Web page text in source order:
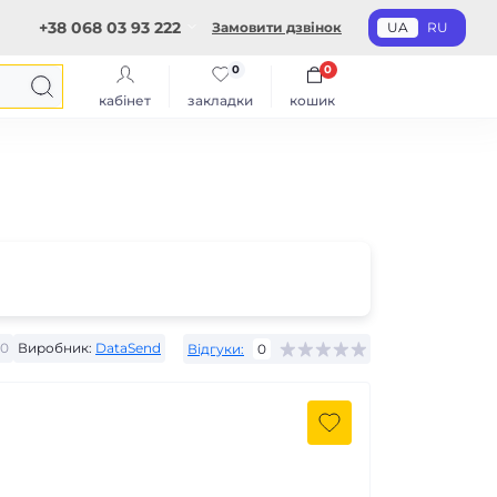
+38 068 03 93 222 Замовити дзвінок UA RU
кабінет закладки
0
кошик
0
Виробник: DataSend Відгуки: 0